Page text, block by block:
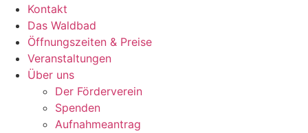
Kontakt
Das Waldbad
Öffnungszeiten & Preise
Veranstaltungen
Über uns
Der Förderverein
Spenden
Aufnahmeantrag